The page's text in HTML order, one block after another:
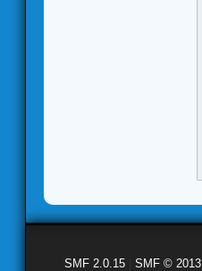
SMF 2.0.15 SMF © 2013